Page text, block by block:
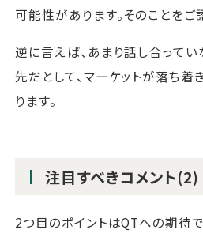
可能性があります。そのことをご
逆に言えば、あまり話し合って
先だとして、マーケットが落ち
ります。
注目すべきコメント(2)
2つ目のポイントはQTへの期待で